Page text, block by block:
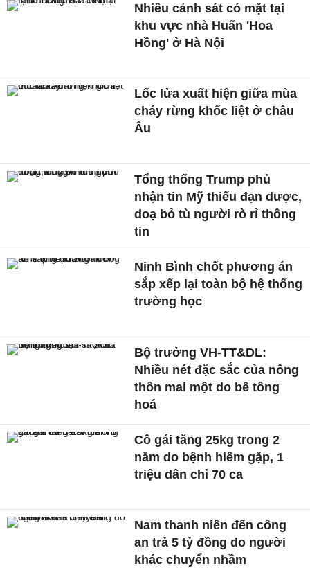
Nhiều cảnh sát có mặt tại
khu vực nhà Huấn 'Hoa
Hồng' ở Hà Nội
Lốc lửa xuất hiện giữa mùa
cháy rừng khốc liệt ở châu
Âu
Tổng thống Trump phủ
nhận tin Mỹ thiếu đạn dược,
doạ bỏ tù người rò rỉ thông
tin
Ninh Bình chốt phương án
sắp xếp lại toàn bộ hệ thống
trường học
Bộ trưởng VH-TT&DL:
Nhiều nét đặc sắc của nông
thôn mai một do bê tông
hoá
Cô gái tăng 25kg trong 2
năm do bệnh hiếm gặp, 1
triệu dân chỉ 70 ca
Nam thanh niên đến công
an trả 5 tỷ đồng do người
khác chuyển nhầm